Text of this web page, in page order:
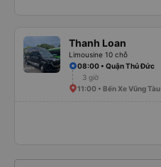
Thanh Loan
Limousine 10 chỗ
08:00 • Quận Thủ Đức
3 giờ
11:00 • Bến Xe Vũng Tàu